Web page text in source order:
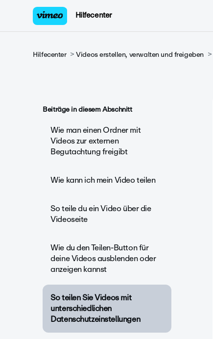
Hilfecenter
Hilfecenter Videos erstellen, verwalten und freigeben
Beiträge in diesem Abschnitt
Wie man einen Ordner mit
Videos zur externen
Begutachtung freigibt
Wie kann ich mein Video teilen
So teile du ein Video über die
Videoseite
Wie du den Teilen-Button für
deine Videos ausblenden oder
anzeigen kannst
So teilen Sie Videos mit
unterschiedlichen
Datenschutzeinstellungen